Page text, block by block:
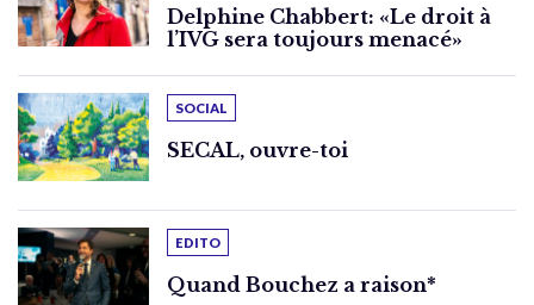
Delphine Chabbert: «Le droit à
l’IVG sera toujours menacé»
SOCIAL
SECAL, ouvre-toi
EDITO
Quand Bouchez a raison*